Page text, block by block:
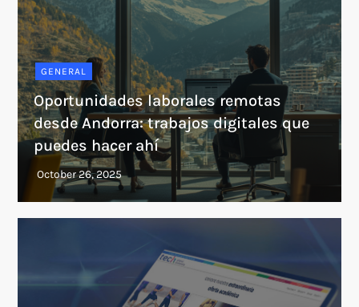
GENERAL
Oportunidades laborales remotas
desde Andorra: trabajos digitales que
puedes hacer ahí